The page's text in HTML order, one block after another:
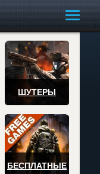
ШУТЕРЫ
БЕСПЛАТНЫЕ